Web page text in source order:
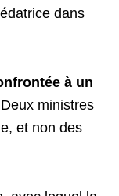
dans
à un
Deux ministres
et non des